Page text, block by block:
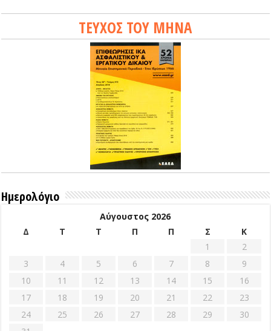
ΤΕΥΧΟΣ ΤΟΥ ΜΗΝΑ
Ημερολόγιο
Αύγουστος 2026
Δ
Τ Τ Π Π Σ
Κ
1
2
3
4 5 6 7 8
9
10
11 12 13 14 15
16
17
18 19 20 21 22
23
24
25 26 27 28 29
30